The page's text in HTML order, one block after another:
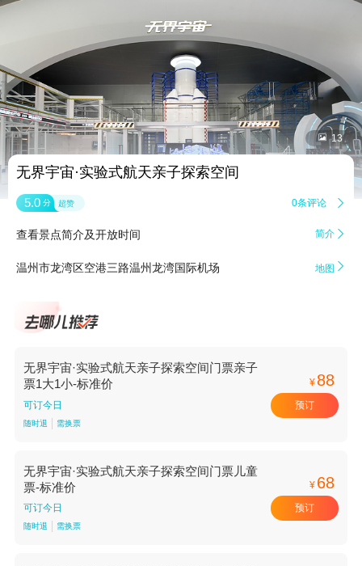
 13
无界宇宙·实验式航天亲子探索空间
5.0 分 超赞 0条评论 
查看景点简介及开放时间 简介 
温州市龙湾区空港三路温州龙湾国际机场 地图 
无界宇宙·实验式航天亲子探索空间门票亲子
票1大1小-标准价
可订今日
随时退 需换票
¥ 88
预订
无界宇宙·实验式航天亲子探索空间门票儿童
票-标准价
可订今日
随时退 需换票
¥ 68
预订